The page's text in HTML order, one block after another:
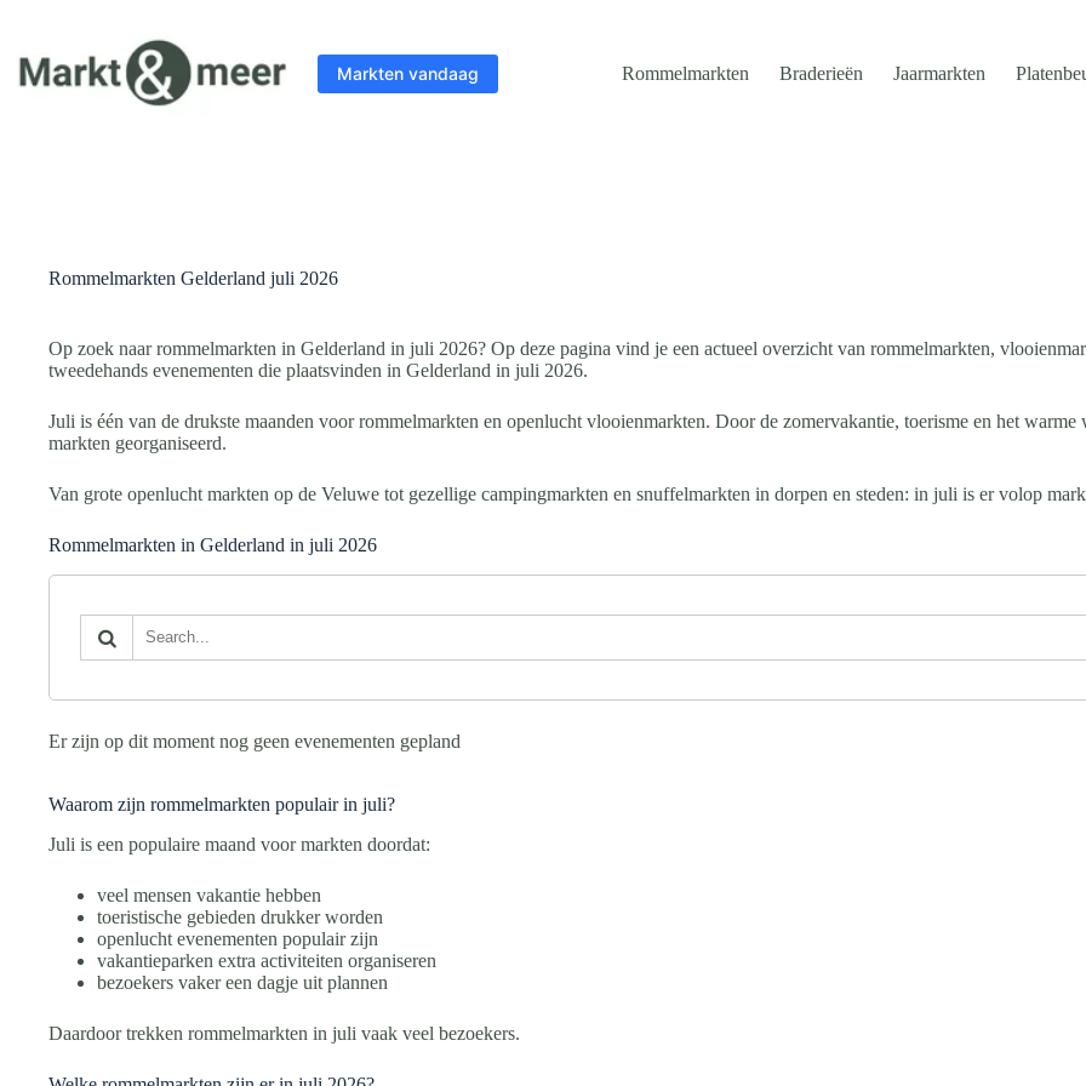
de
inhoud
Markten vandaag Rommelmarkten Braderieën Jaarmarkten
Rommelmarkten Gelderland juli 2026
Op zoek naar rommelmarkten in Gelderland in juli 2026? Op deze pagina vind je een actueel overzicht van rommelmarkten,
tweedehands evenementen die plaatsvinden in Gelderland in juli 2026.
Juli is één van de drukste maanden voor rommelmarkten en openlucht vlooienmarkten. Door de zomervakantie, toerisme en het
markten georganiseerd.
Van grote openlucht markten op de Veluwe tot gezellige campingmarkten en snuffelmarkten in dorpen en steden: in juli is er volop
Rommelmarkten in Gelderland in juli 2026
Er zijn op dit moment nog geen evenementen gepland
Waarom zijn rommelmarkten populair in juli?
Juli is een populaire maand voor markten doordat:
veel mensen vakantie hebben
toeristische gebieden drukker worden
openlucht evenementen populair zijn
vakantieparken extra activiteiten organiseren
bezoekers vaker een dagje uit plannen
Daardoor trekken rommelmarkten in juli vaak veel bezoekers.